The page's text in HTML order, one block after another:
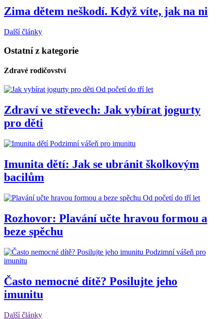
Zima dětem neškodí. Když víte, jak na ni
Další články
Ostatní z kategorie
Zdravé rodičovství
Od početí do tří let
Zdraví ve střevech: Jak vybírat jogurty
pro děti
Podzimní vášeň pro imunitu
Imunita dětí: Jak se ubránit školkovým
bacilům
Od početí do tří let
Rozhovor: Plavání učte hravou formou a
beze spěchu
Podzimní vášeň pro
imunitu
Často nemocné dítě? Posilujte jeho
imunitu
Další články